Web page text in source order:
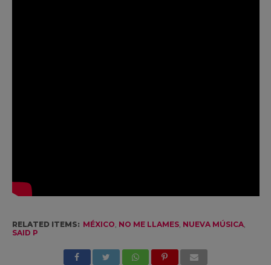
RELATED ITEMS: MÉXICO, NO ME LLAMES, NUEVA MÚSICA,
SAID P